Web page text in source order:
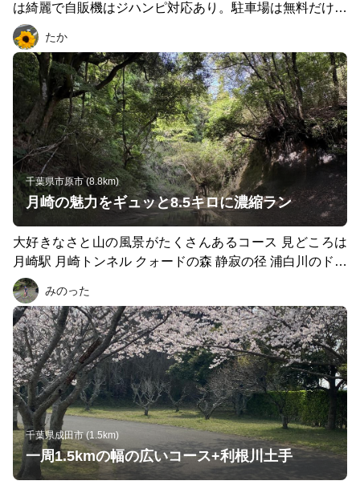
は綺麗で自販機はジハンピ対応あり。駐車場は無料だけど
週末は埋まってしまう可能性あり。
たか
千葉県市原市 (8.8km)
月崎の魅力をギュッと8.5キロに濃縮ラン
大好きなさと山の風景がたくさんあるコース 見どころは
月崎駅 月崎トンネル クォードの森 静寂の径 浦白川のドン
ドン 永昌寺トンネル 見どころたくさんです。 月崎トンネ
ルへ向かう林道1号。 通行止の表示が出ていますが、車両
通行止の意味です。徒歩、ランで向かう分には問題ありま
せん。看板にも表記してあります。 月崎トンネルから先
はトレイル。 ランシューズでも行けますが、トレランシ
ューズの方が安心して楽しめます。 登りは階段なので初
心者でも楽しめると思います。
みのった
千葉県成田市 (1.5km)
一周1.5kmの幅の広いコース+利根川土手